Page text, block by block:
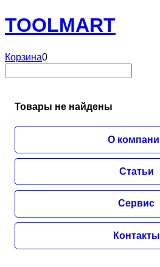
TOOLMART
Корзина0
Товары не найдены
О
Статьи
Сервис
Контакты